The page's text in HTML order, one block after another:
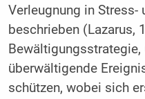
Verleugnung in Stress-
beschrieben (Lazarus,
überwältigende
schützen, wobei sich